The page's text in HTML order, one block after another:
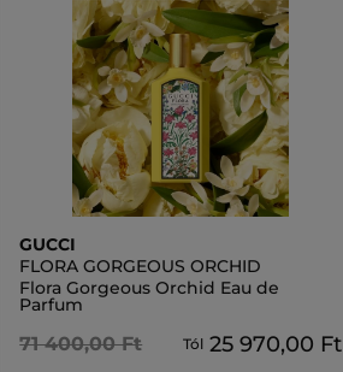
GUCCI
FLORA GORGEOUS ORCHID
Flora Gorgeous Orchid Eau de
Parfum
71 400,00 Ft Tól 25 970,00 Ft